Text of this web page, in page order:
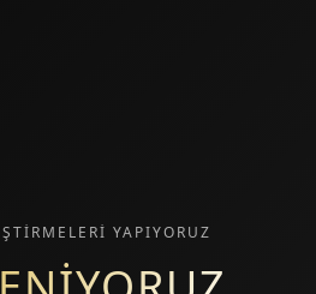
YAPIYORUZ